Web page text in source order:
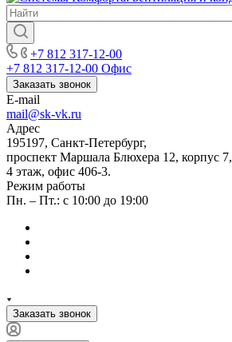
+7 812 317-12-00
+7 812 317-12-00 Офис
Заказать звонок
E-mail
mail@sk-vk.ru
Адрес
195197, Санкт-Петербург,
проспект Маршала Блюхера 12, корпус 7,
4 этаж, офис 406-3.
Режим работы
Пн. – Пт.: с 10:00 до 19:00
Заказать звонок